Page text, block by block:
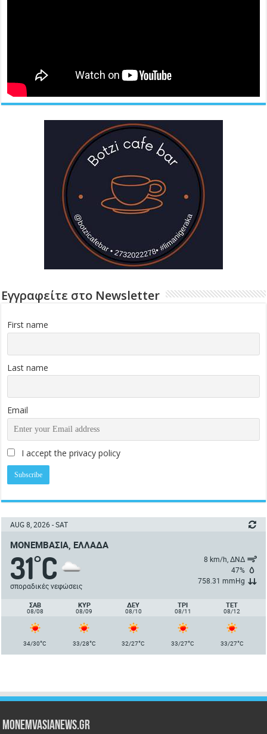
Εγγραφείτε στο Newsletter
First name
Last name
Email
I accept the privacy policy
AUG 8, 2026 - SAT
ΜΟΝΕΜΒΑΣΙΆ, ΕΛΛΆΔΑ
31°C
σποραδικές νεφώσεις
8 km/h, ΔΝΔ
47%
758.31 mmHg
ΣΑΒ
08/08
ΚΥΡ
08/09
ΔΕΥ
08/10
ΤΡΙ
08/11
ΤΕΤ
08/12
34/30°C 33/28°C 32/27°C 33/27°C 33/27°C
Monemvasianews.gr